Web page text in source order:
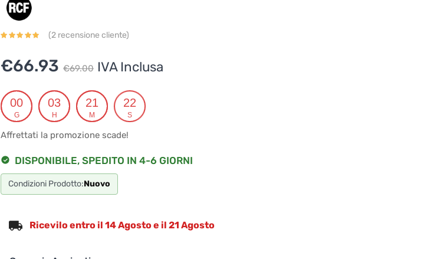
(2 recensione cliente)
€69.00 Il
originale
era:
€69.00.
€66.93
Il
attuale
è:
€66.93.
IVA Inclusa
00
G
03
H
21
M
22
S
Affrettati la promozione scade!
DISPONIBILE, SPEDITO IN 4-6 GIORNI
Condizioni Prodotto:Nuovo
Ricevilo entro il 14 Agosto e il 21 Agosto